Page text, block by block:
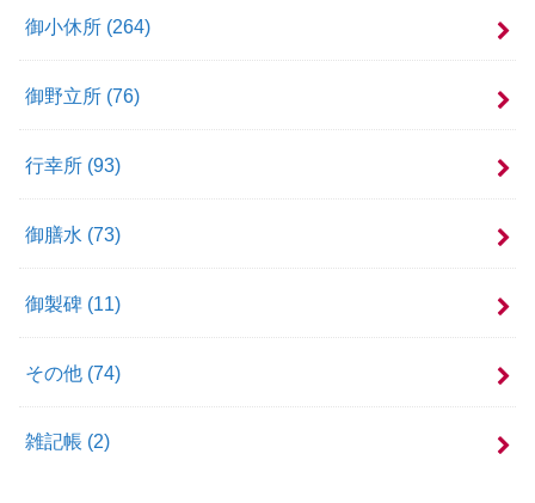
御小休所 (264)
御野立所 (76)
行幸所 (93)
御膳水 (73)
御製碑 (11)
その他 (74)
雑記帳 (2)